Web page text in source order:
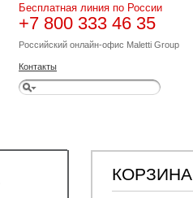
Бесплатная линия по России
+7 800 333 46 35
Российский онлайн-офис Maletti Group
Контакты
КОРЗИНА